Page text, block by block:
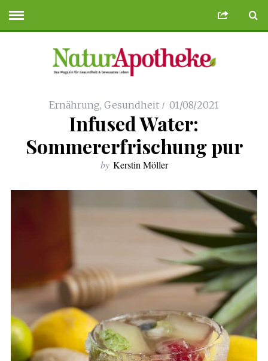
Deneme Bonusu Veren Sitelergeminibikes.comDeneme Bonusu
Ernährung, Gesundheit 01/08/2021
Infused Water:
Sommererfrischung pur
by Kerstin Möller